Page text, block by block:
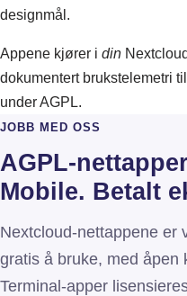
designmål.
Appene kjører i din
dokumentert brukstelemetri
under AGPL.
JOBB MED OSS
AGPL-
Mobile. Betalt
Nextcloud-nettappene
gratis å bruke, med åpen
Terminal-apper